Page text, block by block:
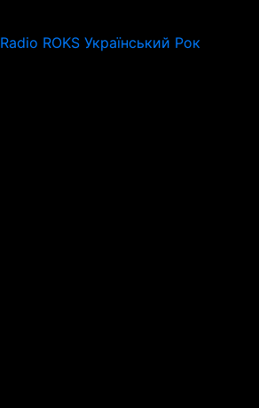
Radio ROKS Український Рок